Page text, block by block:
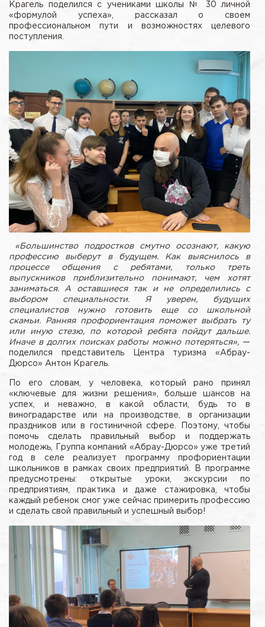
Крагель поделился с учениками школы № 30 личной
«формулой успеха», рассказал о своем
профессиональном пути и возможностях целевого
поступления.
«Большинство подростков смутно осознают, какую
профессию выберут в будущем. Как выяснилось в
процессе общения с ребятами, только треть
выпускников приблизительно понимают, чем хотят
заниматься. А оставшиеся так и не определились с
выбором специальности. Я уверен, будущих
специалистов нужно готовить еще со школьной
скамьи. Ранняя профориентация поможет выбрать ту
или иную стезю, по которой ребята пойдут дальше.
Иначе в долгих поисках работы можно потеряться», —
поделился представитель Центра туризма «Абрау-
Дюрсо» Антон Крагель.
По его словам, у человека, который рано принял
«ключевые для жизни решения», больше шансов на
успех, и неважно, в какой области, будь то в
виноградарстве или на производстве, в организации
праздников или в гостиничной сфере. Поэтому, чтобы
помочь сделать правильный выбор и поддержать
молодежь, Группа компаний «Абрау-Дюрсо» уже третий
год в селе реализует программу профориентации
школьников в рамках своих предприятий. В программе
предусмотрены: открытые уроки, экскурсии по
предприятиям, практика и даже стажировка, чтобы
каждый ребенок смог уже сейчас примерить профессию
и сделать свой правильный и успешный выбор!